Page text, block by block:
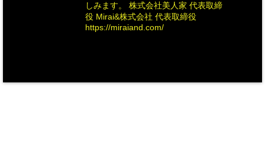
しみます。 株式会社美人家 代表取締
役 Mirai&株式会社 代表取締役
https://miraiand.com/